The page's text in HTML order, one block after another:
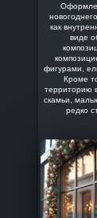
как
виде
фигурами,
Кроме
территорию
скамьи,
редко